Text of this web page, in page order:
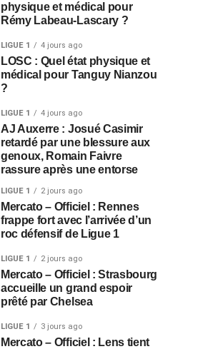
physique et médical pour
Rémy Labeau-Lascary ?
LIGUE 1 4 jours ago
LOSC : Quel état physique et
médical pour Tanguy Nianzou
?
LIGUE 1 4 jours ago
AJ Auxerre : Josué Casimir
retardé par une blessure aux
genoux, Romain Faivre
rassure après une entorse
LIGUE 1 2 jours ago
Mercato – Officiel : Rennes
frappe fort avec l’arrivée d’un
roc défensif de Ligue 1
LIGUE 1 2 jours ago
Mercato – Officiel : Strasbourg
accueille un grand espoir
prêté par Chelsea
LIGUE 1 3 jours ago
Mercato – Officiel : Lens tient